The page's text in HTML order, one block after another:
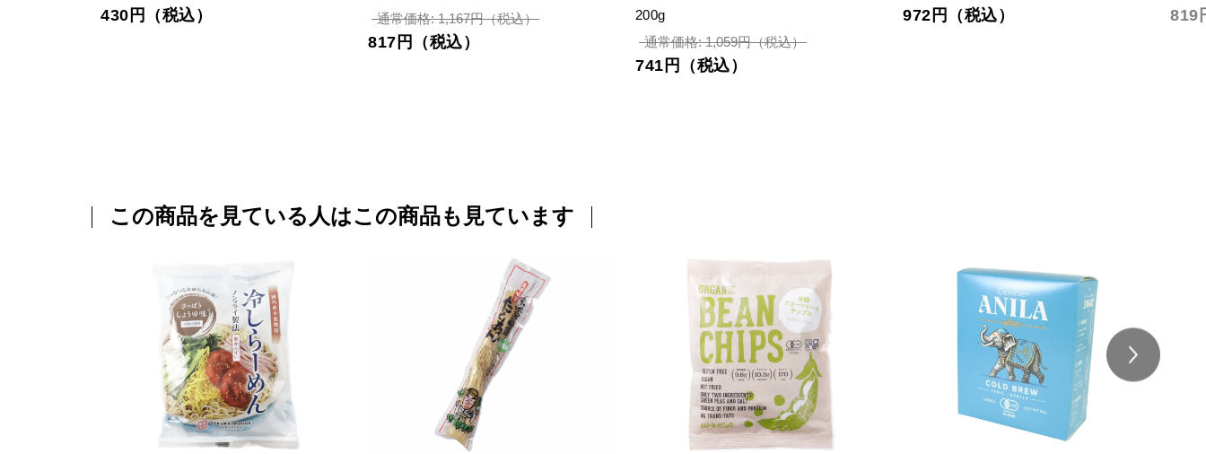
430円（税込）
通常価格: 1,167円（税込）
817円（税込）
200g
通常価格: 1,059円（税込）
741円（税込）
972円（税込） 819
この商品を見ている人はこの商品も見ています